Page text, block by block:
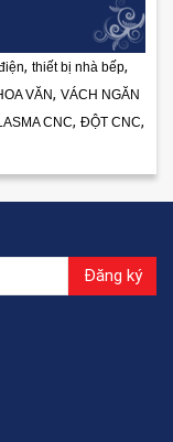
, thiết bị nhà bếp,
VĂN, VÁCH NGĂN
CNC, ĐỘT CNC,